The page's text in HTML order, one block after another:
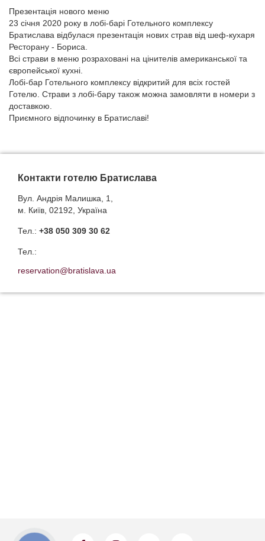
Презентація нового меню
23 січня 2020 року в лобі-барі Готельного комплексу
Братислава відбулася презентація нових страв від шеф-кухаря
Ресторану - Бориса.
Всі страви в меню розраховані на цінителів американської та
європейської кухні.
Лобі-бар Готельного комплексу відкритий для всіх гостей
Готелю. Страви з лобі-бару також можна замовляти в номери з
доставкою.
Приємного відпочинку в Братиславі!
Контакти готелю Братислава
Вул. Андрія Малишка, 1,
м. Київ, 02192, Україна
Тел.: +38 050 309 30 62
Тел.:
reservation@bratislava.ua